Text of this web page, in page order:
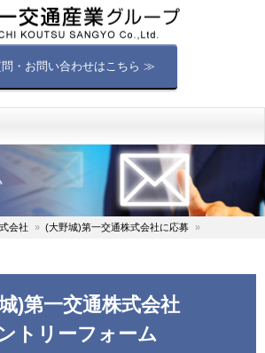
問・お問い合わせはこちら ≫
会社 (大野城)第一交通株式会社に応募
)第一交通株式会社
トリーフォーム